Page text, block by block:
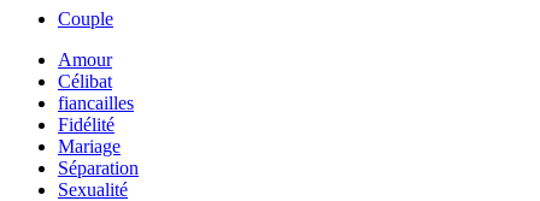
Couple
Amour
Célibat
fiancailles
Fidélité
Mariage
Séparation
Sexualité